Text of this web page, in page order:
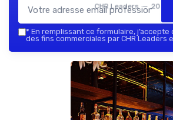
CHR Leaders — 2026
* En remplissant ce formulaire, j’accepte
des fins commerciales par CHR Leaders